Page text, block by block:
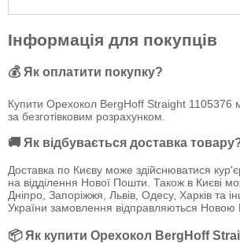
Інформація для покупців
💰 Як оплатити покупку?
Купити Орехокол BergHoff Straight 1105376
за безготівковим розрахунком.
🚚 Як відбувається доставка
Доставка по Києву може здійснюватися
на відділення Нової Пошти. Також в Києві
Дніпро, Запоріжжя, Львів, Одесу, Харків та
України замовлення відправляються
📦 Як купити Орехокол BergHoff